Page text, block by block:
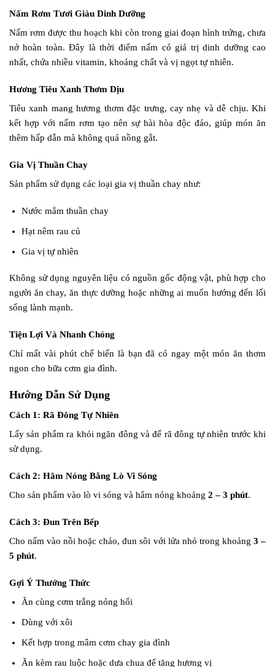
Nấm Rơm Tươi Giàu Dinh Dưỡng
Nấm rơm được thu hoạch khi còn trong giai đoạn hình trứng, chưa
nở hoàn toàn. Đây là thời điểm nấm có giá trị dinh dưỡng cao
nhất, chứa nhiều vitamin, khoáng chất và vị ngọt tự nhiên.
Hương Tiêu Xanh Thơm Dịu
Tiêu xanh mang hương thơm đặc trưng, cay nhẹ và dễ chịu. Khi
kết hợp với nấm rơm tạo nên sự hài hòa độc đáo, giúp món ăn
thêm hấp dẫn mà không quá nồng gắt.
Gia Vị Thuần Chay
Sản phẩm sử dụng các loại gia vị thuần chay như:
Nước mắm thuần chay
Hạt nêm rau củ
Gia vị tự nhiên
Không sử dụng nguyên liệu có nguồn gốc động vật, phù hợp cho
người ăn chay, ăn thực dưỡng hoặc những ai muốn hướng đến lối
sống lành mạnh.
Tiện Lợi Và Nhanh Chóng
Chỉ mất vài phút chế biến là bạn đã có ngay một món ăn thơm
ngon cho bữa cơm gia đình.
Hướng Dẫn Sử Dụng
Cách 1: Rã Đông Tự Nhiên
Lấy sản phẩm ra khỏi ngăn đông và để rã đông tự nhiên trước khi
sử dụng.
Cách 2: Hâm Nóng Bằng Lò Vi Sóng
Cho sản phẩm vào lò vi sóng và hâm nóng khoảng 2 – 3 phút.
Cách 3: Đun Trên Bếp
Cho nấm vào nồi hoặc chảo, đun sôi với lửa nhỏ trong khoảng 3 –
5 phút.
Gợi Ý Thưởng Thức
Ăn cùng cơm trắng nóng hổi
Dùng với xôi
Kết hợp trong mâm cơm chay gia đình
Ăn kèm rau luộc hoặc dưa chua để tăng hương vị